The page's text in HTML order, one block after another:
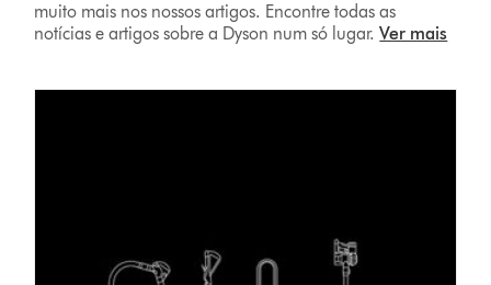
muito mais nos nossos artigos. Encontre todas as
notícias e artigos sobre a Dyson num só lugar.Ver mais